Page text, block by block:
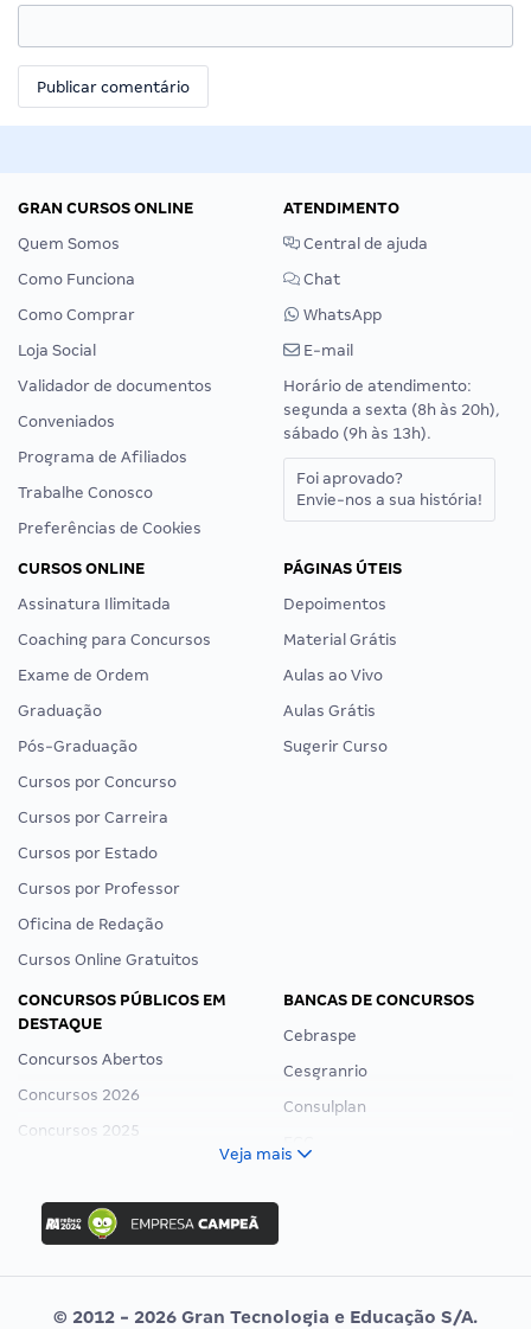
GRAN CURSOS ONLINE
Quem Somos
Como Funciona
Como Comprar
Loja Social
Validador de documentos
Conveniados
Programa de Afiliados
Trabalhe Conosco
Preferências de Cookies
ATENDIMENTO
Central de ajuda
Chat
WhatsApp
E-mail
Horário de atendimento:
segunda a sexta (8h às 20h),
sábado (9h às 13h).
Foi aprovado?
Envie-nos a sua história!
CURSOS ONLINE
Assinatura Ilimitada
Coaching para Concursos
Exame de Ordem
Graduação
Pós-Graduação
Cursos por Concurso
Cursos por Carreira
Cursos por Estado
Cursos por Professor
Oficina de Redação
Cursos Online Gratuitos
PÁGINAS ÚTEIS
Depoimentos
Material Grátis
Aulas ao Vivo
Aulas Grátis
Sugerir Curso
CONCURSOS PÚBLICOS EM
DESTAQUE
Concursos Abertos
Concursos 2026
Concursos 2025
Concurso Ibama
Concurso MPU
Editais publicados
BANCAS DE CONCURSOS
Cebraspe
Cesgranrio
Consulplan
Vunesp
Veja mais
© 2012 - 2026 Gran Tecnologia e Educação S/A.